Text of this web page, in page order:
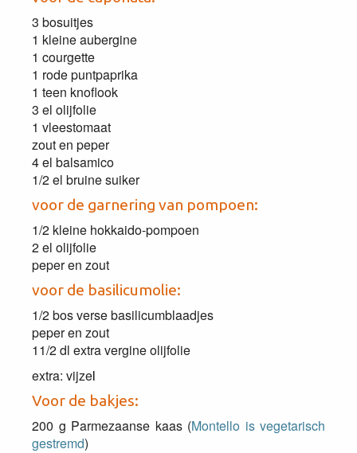
3 bosuitjes
1 kleine aubergine
1 courgette
1 rode puntpaprika
1 teen knoflook
3 el olijfolie
1 vleestomaat
zout en peper
4 el balsamico
1/2 el bruine suiker
voor de garnering van pompoen:
1/2 kleine hokkaido-pompoen
2 el olijfolie
peper en zout
voor de basilicumolie:
1/2 bos verse basilicumblaadjes
peper en zout
11/2 dl extra vergine olijfolie
extra: vijzel
Voor de bakjes:
200 g Parmezaanse kaas (Montello is vegetarisch
gestremd)